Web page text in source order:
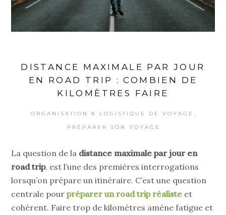
DISTANCE MAXIMALE PAR JOUR
EN ROAD TRIP : COMBIEN DE
KILOMÈTRES FAIRE
ORGANISATION & LOGISTIQUE DE VOYAGE
PRÉPARER SON VOYAGE
La question de la distance maximale par jour en
road trip, est l’une des premières interrogations
lorsqu’on prépare un itinéraire. C’est une question
centrale pourpréparer un road trip réaliste et
cohérent. Faire trop de kilomètres amène fatigue et